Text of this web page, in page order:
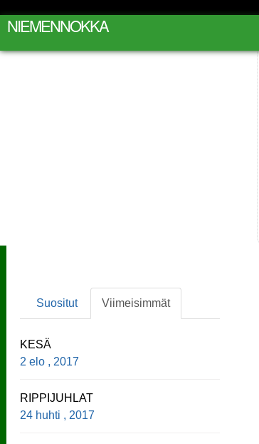
NIEMENNOKKA
Suositut Viimeisimmät
KESÄ
2 elo , 2017
RIPPIJUHLAT
24 huhti , 2017